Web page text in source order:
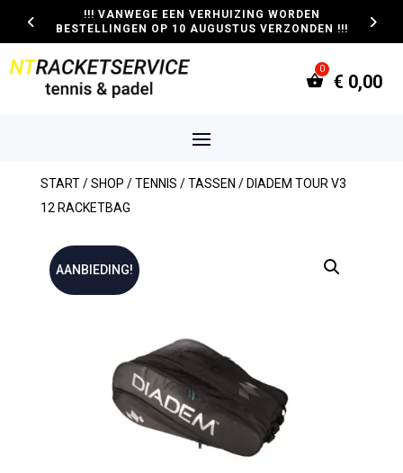
!!! VANWEGE EEN VERHUIZING WORDEN
BESTELLINGEN OP 10 AUGUSTUS VERZONDEN !!!
€ 0,00
START/SHOP /TENNIS /TASSEN / DIADEM TOUR V3
12 RACKETBAG
AANBIEDING!